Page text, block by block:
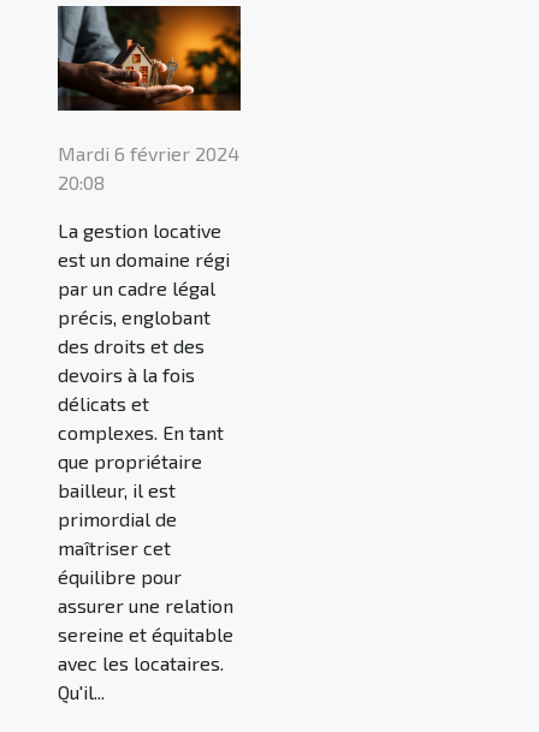
Mardi 6 février 2024
20:08
La gestion locative
est un domaine régi
par un cadre légal
précis, englobant
des droits et des
devoirs à la fois
délicats et
complexes. En tant
que propriétaire
bailleur, il est
primordial de
maîtriser cet
équilibre pour
assurer une relation
sereine et équitable
avec les locataires.
Qu'il...